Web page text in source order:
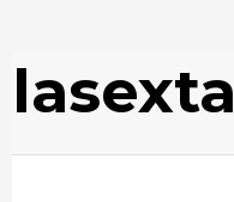
lasexta